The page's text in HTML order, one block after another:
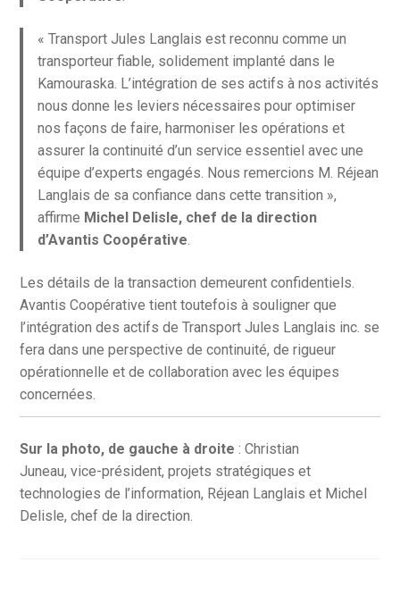
« Transport Jules Langlais est reconnu comme un
transporteur fiable, solidement implanté dans le
Kamouraska. L’intégration de ses actifs à nos activités
nous donne les leviers nécessaires pour optimiser
nos façons de faire, harmoniser les opérations et
assurer la continuité d’un service essentiel avec une
équipe d’experts engagés. Nous remercions M. Réjean
Langlais de sa confiance dans cette transition »,
affirme Michel Delisle, chef de la direction
d’Avantis Coopérative.
Les détails de la transaction demeurent confidentiels.
Avantis Coopérative tient toutefois à souligner que
l’intégration des actifs de Transport Jules Langlais inc. se
fera dans une perspective de continuité, de rigueur
opérationnelle et de collaboration avec les équipes
concernées.
Sur la photo, de gauche à droite : Christian
Juneau, vice-président, projets stratégiques et
technologies de l’information, Réjean Langlais et Michel
Delisle, chef de la direction.